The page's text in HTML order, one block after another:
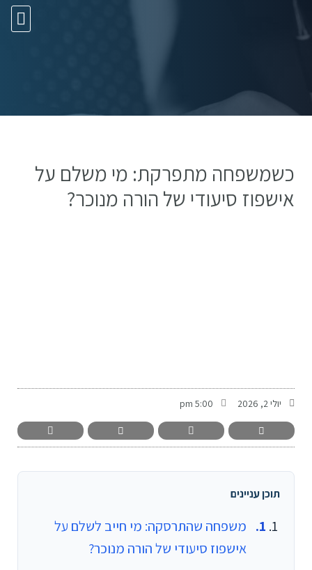
כשמשפחה מתפרקת: מי משלם על
אישפוז סיעודי של הורה מנוכר?
יולי 2, 2026 5:00 pm
תוכן עניינים
משפחה שהתרסקה: מי חייב לשלם על
אישפוז סיעודי של הורה מנוכר?